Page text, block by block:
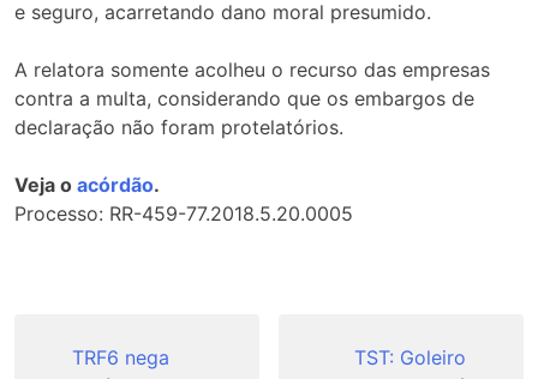
e seguro, acarretando dano moral presumido.
A relatora somente acolheu o recurso das empresas
contra a multa, considerando que os embargos de
declaração não foram protelatórios.
Veja o acórdão.
Processo: RR-459-77.2018.5.20.0005
TRF6 nega
TST: Goleiro